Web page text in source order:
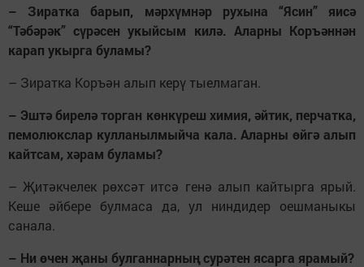
– Зиратка барып, мәрхүмнәр рухына “Ясин” яисә
“Тәбәрәк” сүрәсен укыйсым килә. Аларны Коръәннән
карап укырга буламы?
– Зиратка Коръән алып керү тыелмаган.
– Эштә бирелә торган көнкүреш химия, әйтик, перчатка,
пемолюкслар кулланылмыйча кала. Аларны өйгә алып
кайтсам, хәрам буламы?
– Җитәкчелек рөхсәт итсә генә алып кайтырга ярый.
Кеше әйбере булмаса да, ул ниндидер оешманыкы
санала.
– Ни өчен җаны булганнарның сурәтен ясарга ярамый?